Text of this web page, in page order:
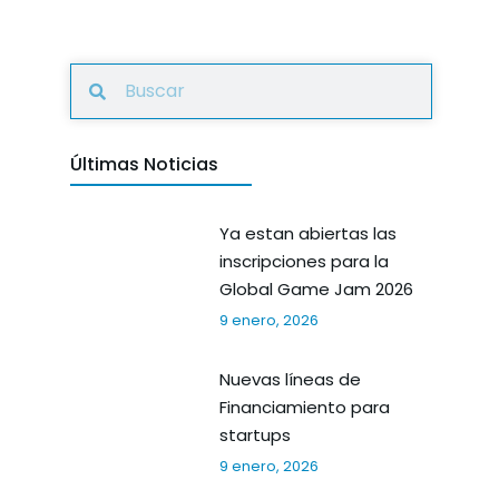
Últimas Noticias
Ya estan abiertas las
inscripciones para la
Global Game Jam 2026
9 enero, 2026
Nuevas líneas de
Financiamiento para
startups
9 enero, 2026